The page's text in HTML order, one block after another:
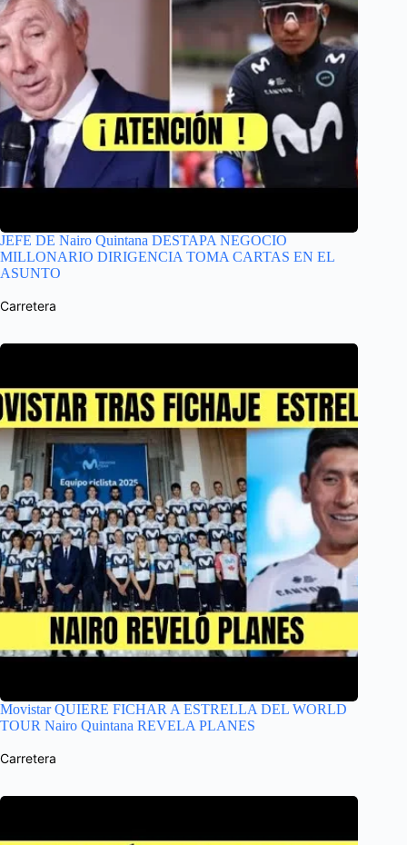
JEFE DE Nairo Quintana DESTAPA NEGOCIO
MILLONARIO DIRIGENCIA TOMA CARTAS EN EL
ASUNTO
Carretera
Movistar QUIERE FICHAR A ESTRELLA DEL WORLD
TOUR Nairo Quintana REVELA PLANES
Carretera